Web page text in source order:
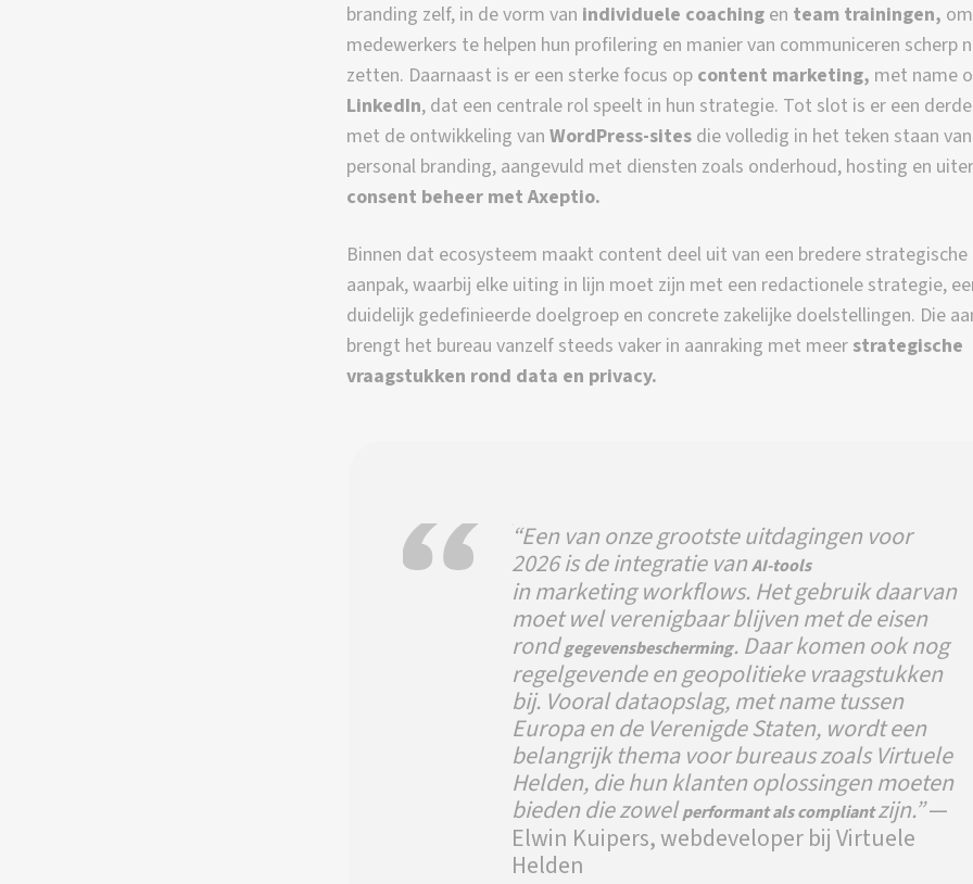
branding zelf, in de vorm van individuele coachingen team trainingen, om
medewerkers te helpen hun profilering en manier van communiceren scherp
zetten. Daarnaast is er een sterke focus op content marketing, met name
LinkedIn, dat een centrale rol speelt in hun strategie. Tot slot is er een
met de ontwikkeling van WordPress-sitesdie volledig in het teken staan van
personal branding, aangevuld met diensten zoals onderhoud, hosting en
consent beheer met Axeptio.
Binnen dat ecosysteem maakt content deel uit van een bredere strategische
aanpak, waarbij elke uiting in lijn moet zijn met een redactionele strategie,
duidelijk gedefinieerde doelgroep en concrete zakelijke doelstellingen. Die
brengt het bureau vanzelf steeds vaker in aanraking met meer strategische
vraagstukken rond data en privacy.
“Een van onze grootste uitdagingen voor
2026 is de integratie vanAI-tools
in marketing workflows. Het gebruik daarvan
moet wel verenigbaar blijven met de eisen
rondgegevensbescherming. Daar komen ook nog
regelgevende en geopolitieke vraagstukken
bij. Vooral dataopslag, met name tussen
Europa en de Verenigde Staten, wordt een
belangrijk thema voor bureaus zoals Virtuele
Helden, die hun klanten oplossingen moeten
bieden die zowelperformant als compliantzijn.”—
Elwin Kuipers, webdeveloper bij Virtuele
Helden